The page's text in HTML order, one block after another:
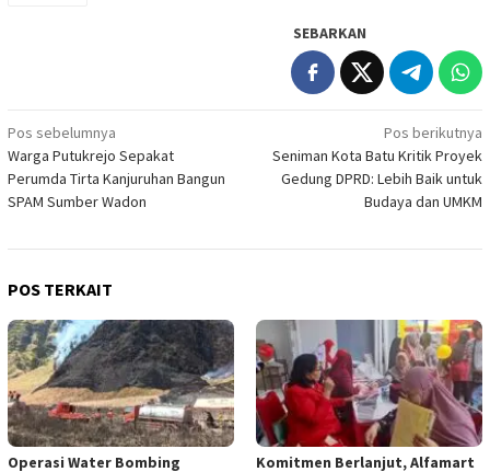
SEBARKAN
Navigasi
pos
Pos sebelumnya
Warga Putukrejo Sepakat
Perumda Tirta Kanjuruhan Bangun
SPAM Sumber Wadon
Pos berikutnya
Seniman Kota Batu Kritik Proyek
Gedung DPRD: Lebih Baik untuk
Budaya dan UMKM
POS TERKAIT
Operasi Water Bombing Komitmen Berlanjut, Alfamart